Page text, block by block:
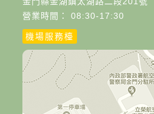
營業時間： 08:30-17:30
機場服務檯